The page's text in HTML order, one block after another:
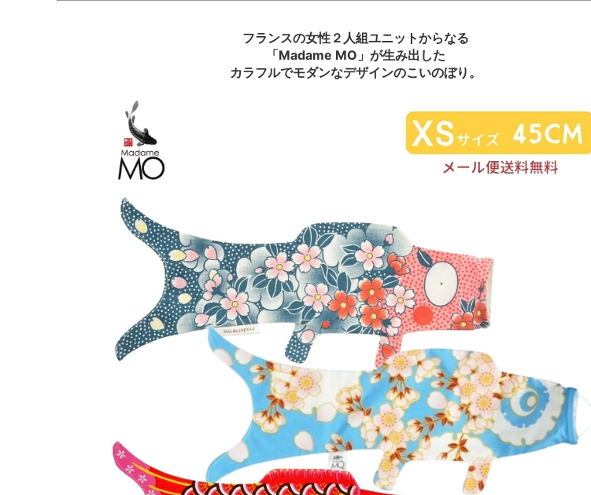
フランスの女性２人組ユニットからなる
「Madame MO」が生み出した
カラフルでモダンなデザインのこいのぼり。